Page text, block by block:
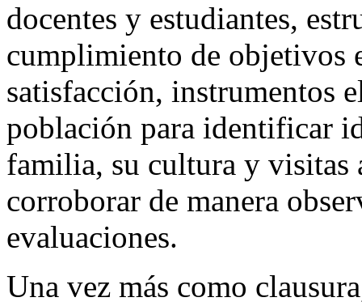
docentes y estudiantes,
cumplimiento de objetivos
satisfacción, instrumentos
población para identificar
familia, su cultura y visitas
corroborar de manera
evaluaciones.
Una vez más como